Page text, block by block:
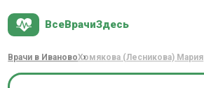
ВсеВрачиЗдесь
Врачи в ИвановоХомякова (Лесникова) Мария